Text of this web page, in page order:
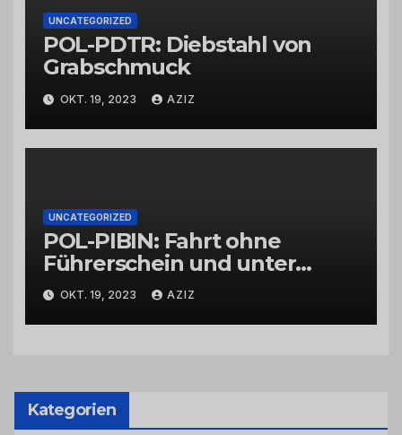
UNCATEGORIZED
POL-PDTR: Diebstahl von
Grabschmuck
OKT. 19, 2023 AZIZ
UNCATEGORIZED
POL-PIBIN: Fahrt ohne
Führerschein und unter
Einfluss von Drogen
OKT. 19, 2023 AZIZ
Kategorien